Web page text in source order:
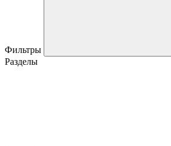
Фильтры
Разделы